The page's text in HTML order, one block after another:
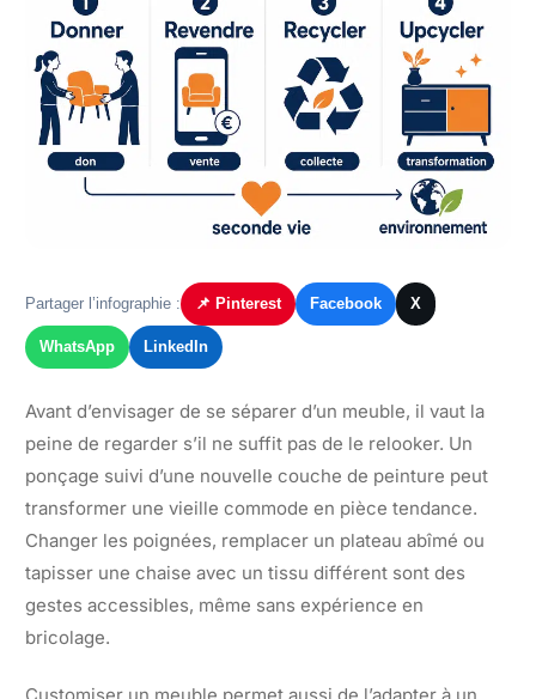
Partager l’infographie : 📌 Pinterest Facebook X
WhatsApp LinkedIn
Avant d’envisager de se séparer d’un meuble, il vaut la
peine de regarder s’il ne suffit pas de le relooker. Un
ponçage suivi d’une nouvelle couche de peinture peut
transformer une vieille commode en pièce tendance.
Changer les poignées, remplacer un plateau abîmé ou
tapisser une chaise avec un tissu différent sont des
gestes accessibles, même sans expérience en
bricolage.